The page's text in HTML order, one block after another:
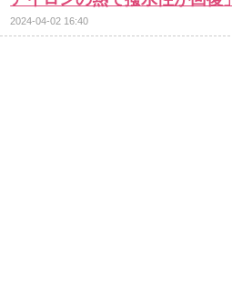
2024-04-02 16:40